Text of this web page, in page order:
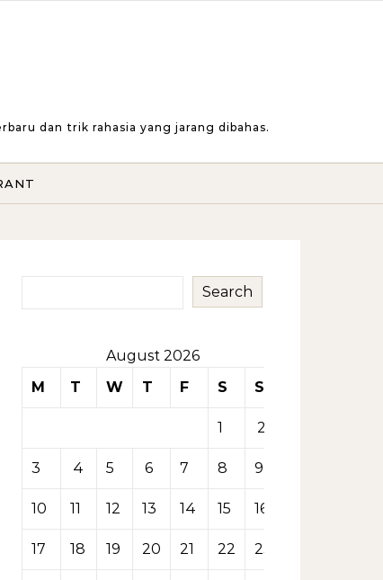
dan trik rahasia yang jarang dibahas.
Search
August 2026
M
T W T F S S
1 2
3 4 5 6 7 8 9
10 11 12 13 14 15 16
17 18 19 20 21 22 23